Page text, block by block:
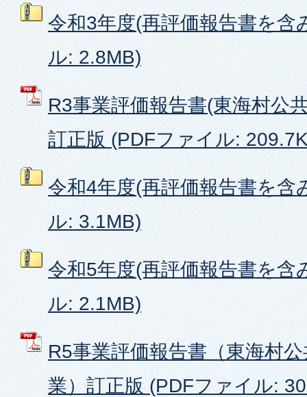
令和3年度(再評価報告書を含
ル: 2.8MB)
R3事業評価報告書(東海村公
訂正版 (PDFファイル:
令和4年度(再評価報告書を含
ル: 3.1MB)
令和5年度(再評価報告書を含
ル: 2.1MB)
R5事業評価報告書（東海村
業）訂正版 (PDFファイル: